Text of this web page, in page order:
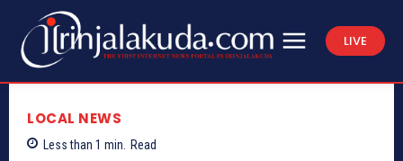
LIVE
LOCAL NEWS
Less than 1 min. Read